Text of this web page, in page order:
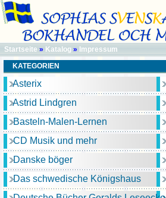
Startseite » Katalog » Impressum
KATEGORIEN
Asterix
Astrid Lindgren
Basteln-Malen-Lernen
CD Musik und mehr
Danske böger
Das schwedische Königshaus